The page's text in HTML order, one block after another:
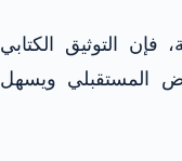
التوثيق الكتابي
المستقبلي ويسهل